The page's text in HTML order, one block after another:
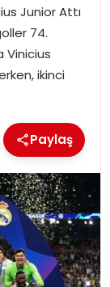
Junior Attı
74.
Vinicius
ikinci
Paylaş